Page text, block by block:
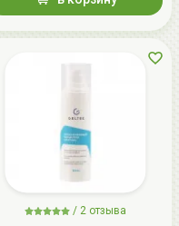
/ 2 отзыва